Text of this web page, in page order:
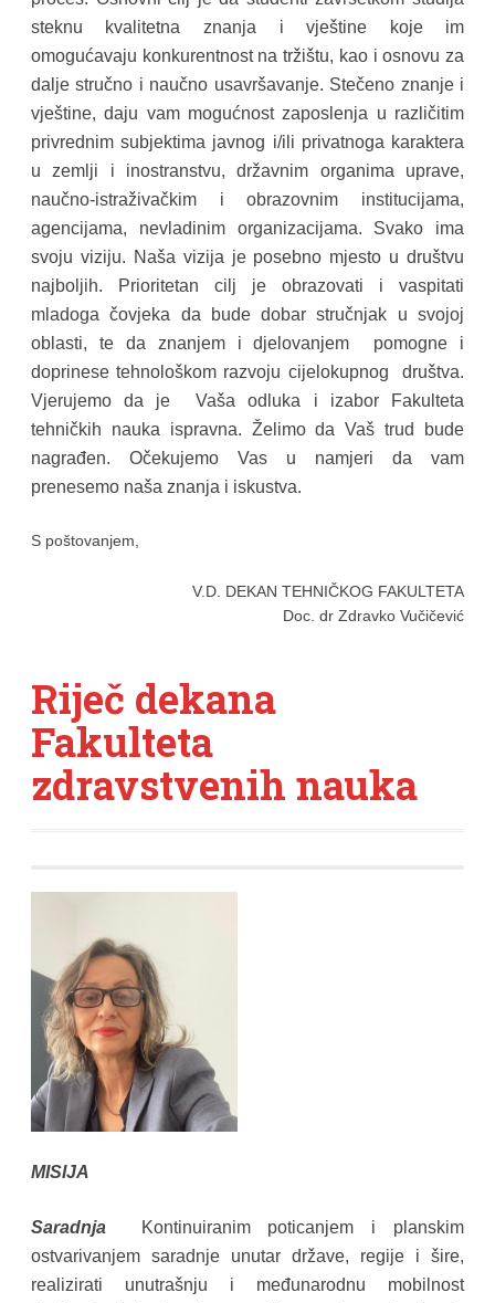
steknu kvalitetna znanja i vještine koje im
omogućavaju konkurentnost na tržištu, kao i osnovu za
dalje stručno i naučno usavršavanje. Stečeno znanje i
vještine, daju vam mogućnost zaposlenja u različitim
privrednim subjektima javnog i/ili privatnoga karaktera
u zemlji i inostranstvu, državnim organima uprave,
naučno-istraživačkim i obrazovnim institucijama,
agencijama, nevladinim organizacijama. Svako ima
svoju viziju. Naša vizija je posebno mjesto u društvu
najboljih. Prioritetan cilj je obrazovati i vaspitati
mladoga čovjeka da bude dobar stručnjak u svojoj
oblasti, te da znanjem i djelovanjem pomogne i
doprinese tehnološkom razvoju cijelokupnog društva.
Vjerujemo da je Vaša odluka i izabor Fakulteta
tehničkih nauka ispravna. Želimo da Vaš trud bude
nagrađen. Očekujemo Vas u namjeri da vam
prenesemo naša znanja i iskustva.
S poštovanjem,
V.D. DEKAN TEHNIČKOG FAKULTETA
Doc. dr Zdravko Vučičević
Riječ dekana
Fakulteta
zdravstvenih nauka
MISIJA
SaradnjaKontinuiranim poticanjem i planskim
ostvarivanjem saradnje unutar države, regije i šire,
realizirati unutrašnju i međunarodnu mobilnost